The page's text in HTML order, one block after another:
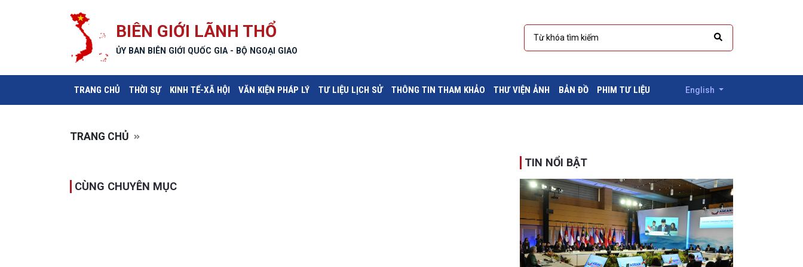
BIÊN GIỚI LÃNH THỔ
ỦY BAN BIÊN GIỚI QUỐC GIA - BỘ NGOẠI GIAO
TRANG CHỦ (CURRENT)
THỜI SỰ KINH TẾ-XÃ HỘI VĂN KIỆN PHÁP LÝ TƯ LIỆU LỊCH SỬ THÔNG TIN THAM KHẢO THƯ VIỆN ẢNH BẢN ĐỒ PHIM TƯ LIỆU English
TRANG CHỦ
CÙNG CHUYÊN MỤC
TIN NỔI BẬT